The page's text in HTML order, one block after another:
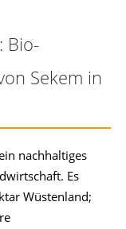
Bio-
Sekem in
nachhaltiges
Es
Wüstenland;